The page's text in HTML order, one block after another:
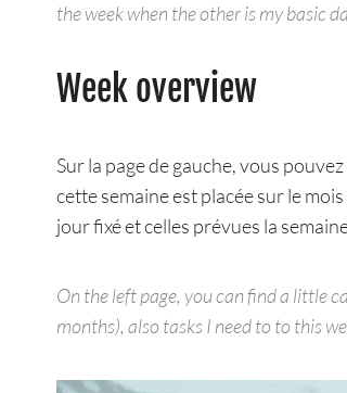
the week when the other is my basic
Week overview
Sur la page de gauche, vous
cette semaine est placée sur le
jour fixé et celles prévues la
On the left page, you can find a little
months), also tasks I need to to this